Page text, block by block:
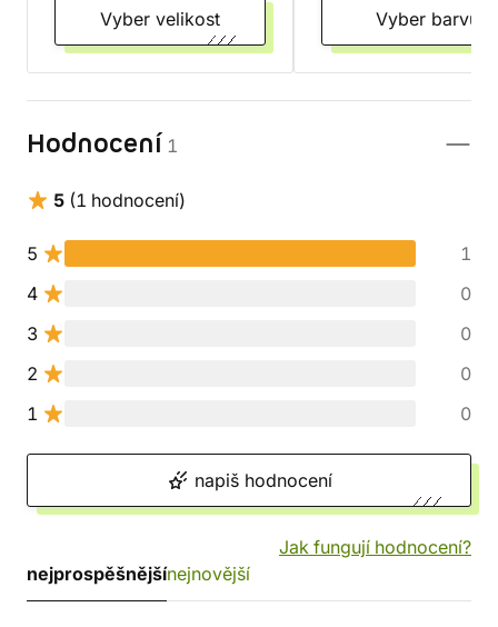
Vyber velikost Vyber barvu
Hodnocení 1
5 (1 hodnocení)
5
1
4
0
3
0
2
0
1
0
napiš hodnocení
Jak fungují hodnocení?
nejprospěšnějšínejnovější